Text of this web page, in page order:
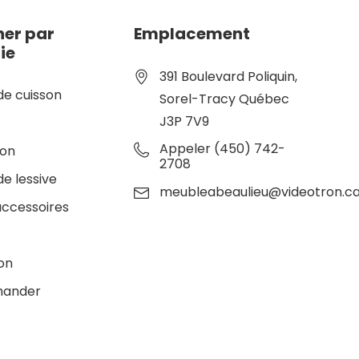
par
cuisson
lessive
Emplacement
391 Boulevard Poliquin,
Sorel-Tracy Québec
J3P 7V9
Appeler (450) 742-
2708